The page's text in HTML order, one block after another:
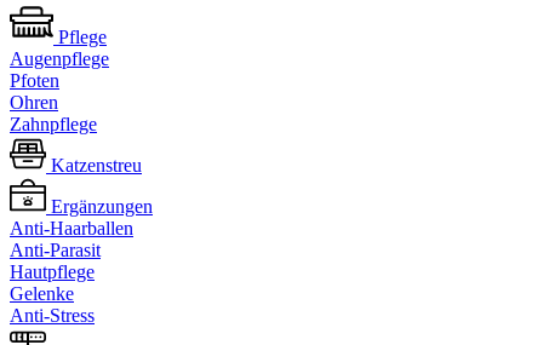
Pflege
Augenpflege
Pfoten
Ohren
Zahnpflege
Katzenstreu
Ergänzungen
Anti-Haarballen
Anti-Parasit
Hautpflege
Gelenke
Anti-Stress